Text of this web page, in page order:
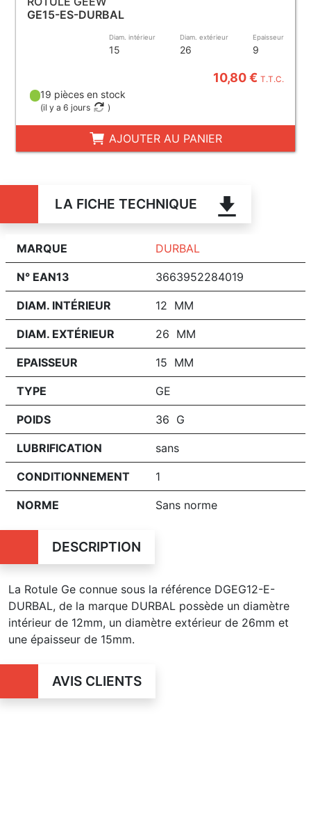
GE15-ES-DURBAL
Diam. intérieur
15
Diam. extérieur
26
Epaisseur
9
10,80 €T.T.C.
19 pièces en stock
(il y a 6 jours )
AJOUTER AU PANIER
LA FICHE TECHNIQUE
MARQUE DURBAL
N° EAN13 3663952284019
DIAM. INTÉRIEUR 12 MM
DIAM. EXTÉRIEUR 26 MM
EPAISSEUR 15 MM
TYPE GE
POIDS 36 G
LUBRIFICATION sans
CONDITIONNEMENT 1
NORME Sans norme
DESCRIPTION
La Rotule Ge connue sous la référence DGEG12-E-
DURBAL, de la marque DURBAL possède un diamètre
intérieur de 12mm, un diamètre extérieur de 26mm et
une épaisseur de 15mm.
AVIS CLIENTS